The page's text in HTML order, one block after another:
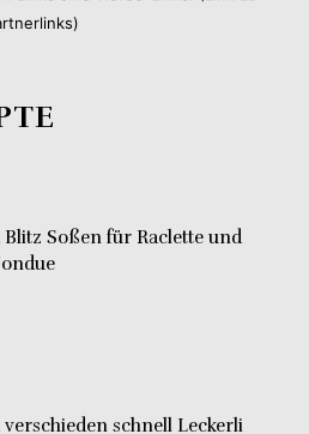
Blitz Soßen für Raclette und
verschieden schnell Leckerli